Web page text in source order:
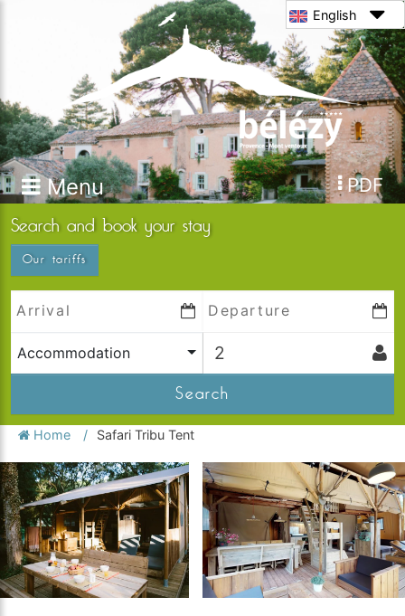
Menu PDF
English
Search and book your stay
Our tariffs
Accommodation
Search
Home Safari Tribu Tent